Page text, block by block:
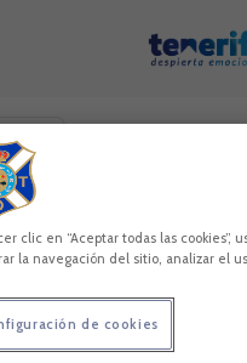
contenidos
clic en “Aceptar todas las
la navegación del sitio, analizar el
de cookies